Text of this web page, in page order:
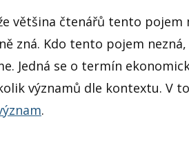
většina čtenářů tento pojem
zná. Kdo tento pojem
Jedná se o termín
významů dle kontextu. V
.